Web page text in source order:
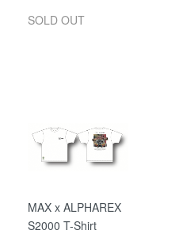
SOLD OUT
MAX x ALPHAREX
S2000 T-Shirt